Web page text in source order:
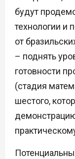
будут
технологии и
от
– поднять
готовности
(стадия
шестого,